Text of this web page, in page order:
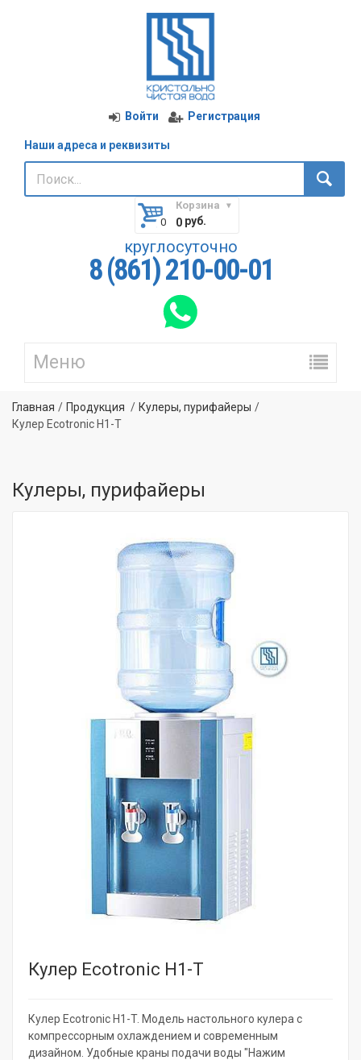
Войти Регистрация
Наши адреса и реквизиты
Корзина
0руб.
круглосуточно
8 (861) 210-00-01
Главная Продукция
Кулеры, пурифайеры
Кулер Ecotronic H1-Т
Кулеры, пурифайеры
Кулер Ecotronic H1-Т
Кулер Ecotronic H1-T. Модель настольного кулера с
компрессорным охлаждением и современным
дизайном. Удобные краны подачи воды "Нажим